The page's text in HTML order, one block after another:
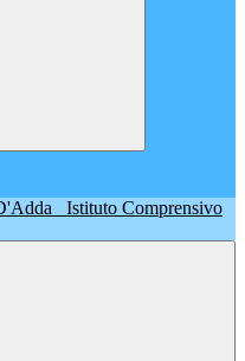
Istituto Comprensivo